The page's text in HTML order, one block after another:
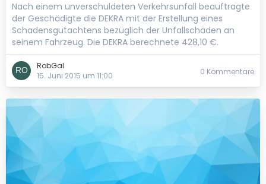
Nach einem unverschuldeten Verkehrsunfall beauftragte
der Geschädigte die DEKRA mit der Erstellung eines
Schadensgutachtens bezüglich der Unfallschäden an
seinem Fahrzeug. Die DEKRA berechnete 428,10 €.
RobGal
15. Juni 2015 um 11:00
0 Kommentare